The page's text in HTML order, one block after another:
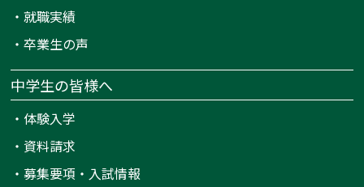
・就職実績
・卒業生の声
中学生の皆様へ
・ 体験入学
・ 資料請求
・募集要項・入試情報